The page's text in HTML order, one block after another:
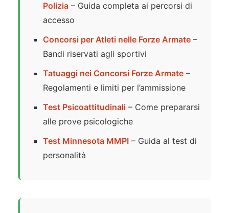
Polizia – Guida completa ai percorsi di
accesso
Concorsi per Atleti nelle Forze Armate –
Bandi riservati agli sportivi
Tatuaggi nei Concorsi Forze Armate –
Regolamenti e limiti per l’ammissione
Test Psicoattitudinali – Come prepararsi
alle prove psicologiche
Test Minnesota MMPI – Guida al test di
personalità